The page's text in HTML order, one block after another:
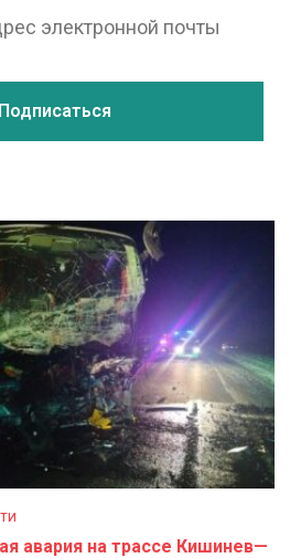
авария на трассе Кишинев—